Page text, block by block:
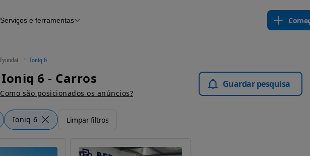
Histórico do veículo
Serviços e ferramentas
Ioniq 6
6 - Carros
Como são posicionados os anúncios?
Guardar pesquisa
Ioniq 6 Limpar filtros